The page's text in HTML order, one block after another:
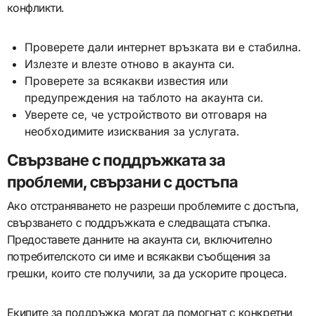
конфликти.
Проверете дали интернет връзката ви е стабилна.
Излезте и влезте отново в акаунта си.
Проверете за всякакви известия или
предупреждения на таблото на акаунта си.
Уверете се, че устройството ви отговаря на
необходимите изисквания за услугата.
Свързване с поддръжката за
проблеми, свързани с достъпа
Ако отстраняването не разреши проблемите с достъпа,
свързването с поддръжката е следващата стъпка.
Предоставете данните на акаунта си, включително
потребителското си име и всякакви съобщения за
грешки, които сте получили, за да ускорите процеса.
Екипите за поддръжка могат да помогнат с конкретни